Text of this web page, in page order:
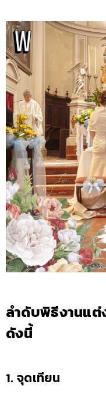
ลำดับพิธีงานแต่
ดังนี้
1. จุดเทียน